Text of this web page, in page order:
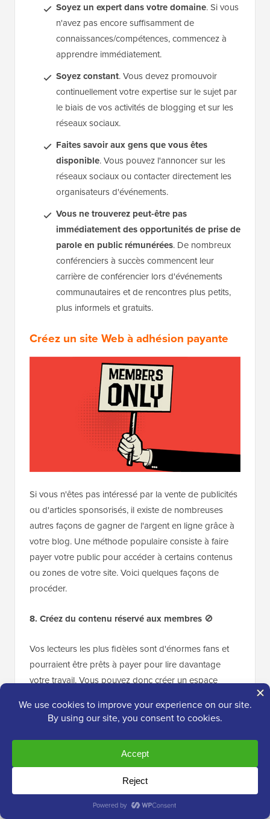
Soyez un expert dans votre domaine. Si vous
n'avez pas encore suffisamment de
connaissances/compétences, commencez à
apprendre immédiatement.
Soyez constant. Vous devez promouvoir
continuellement votre expertise sur le sujet par
le biais de vos activités de blogging et sur les
réseaux sociaux.
Faites savoir aux gens que vous êtes
disponible. Vous pouvez l'annoncer sur les
réseaux sociaux ou contacter directement les
organisateurs d'événements.
Vous ne trouverez peut-être pas
immédiatement des opportunités de prise de
parole en public rémunérées. De nombreux
conférenciers à succès commencent leur
carrière de conférencier lors d'événements
communautaires et de rencontres plus petits,
plus informels et gratuits.
Créez un site Web à adhésion payante
Si vous n'êtes pas intéressé par la vente de publicités
ou d'articles sponsorisés, il existe de nombreuses
autres façons de gagner de l'argent en ligne grâce à
votre blog. Une méthode populaire consiste à faire
payer votre public pour accéder à certains contenus
ou zones de votre site. Voici quelques façons de
procéder.
8. Créez du contenu réservé aux membres 🚫
Vos lecteurs les plus fidèles sont d'énormes fans et
pourraient être prêts à payer pour lire davantage
votre travail. Vous pouvez donc créer un espace
blog plus approfondis, des téléchargements, des
vidéos, du contenu audio, et plus encore.
Les sites d'adhésion peuvent représenter un
continuellement créer du contenu premium pour vos
membres payants. Mais ils peuvent être très lucratifs